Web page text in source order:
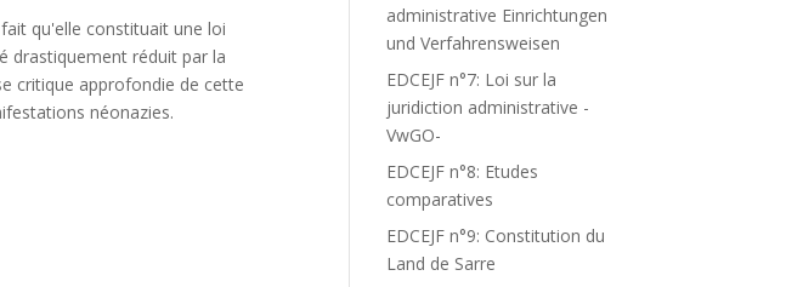
qu'elle constituait une loi
drastiquement réduit par la
critique approfondie de cette
néonazies.
administrative Einrichtungen
und Verfahrensweisen
EDCEJF n°7: Loi sur la
juridiction administrative -
VwGO-
EDCEJF n°8: Etudes
comparatives
EDCEJF n°9: Constitution du
Land de Sarre